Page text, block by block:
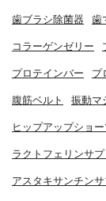
歯ブラシ除菌器 歯
コラーゲンゼリー
プロテインバー プ
腹筋ベルト 振動マ
ヒップアップショー
ラクトフェリンサプ
アスタキサンチンサ